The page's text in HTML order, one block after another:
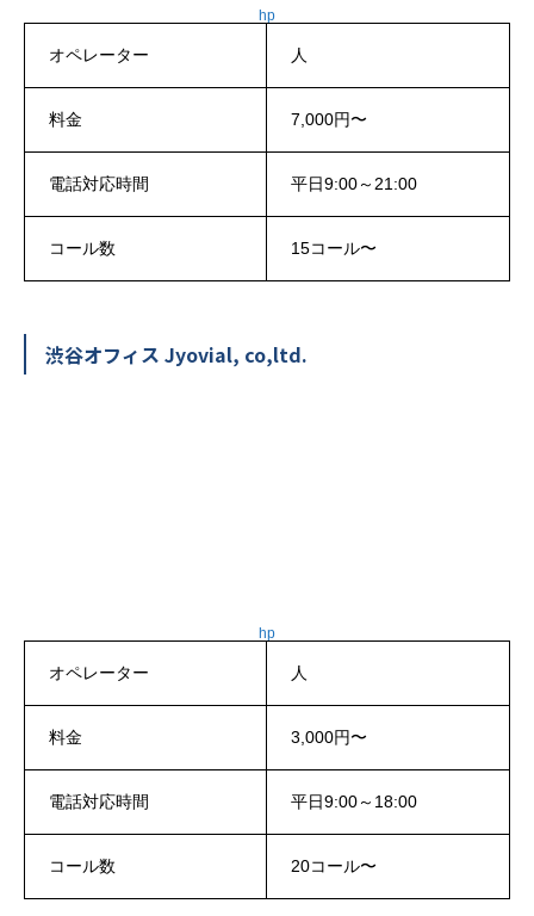
hp
オペレーター 人
料金 7,000円〜
電話対応時間 平日9:00～21:00
コール数 15コール〜
渋谷オフィス Jyovial, co,ltd.
hp
オペレーター 人
料金 3,000円〜
電話対応時間 平日9:00～18:00
コール数 20コール〜